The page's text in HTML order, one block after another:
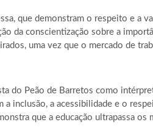
que demonstram o respeito e a
da conscientização sobre a
uma vez que o mercado de
do Peão de Barretos como
inclusão, a acessibilidade e o
que a educação ultrapassa os